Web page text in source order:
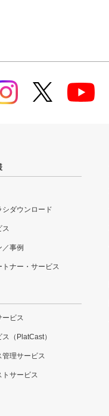
シダウンロード
ス
／事例
トナー・サービス
ービス
（PlatCast）
管理サービス
トサービス